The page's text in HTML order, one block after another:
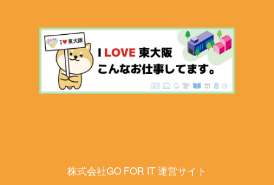
株式会社GO FOR IT 運営サイト